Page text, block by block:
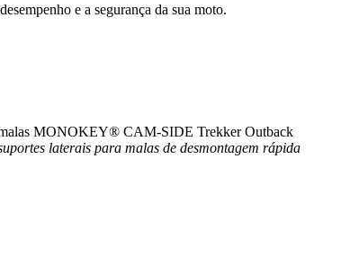
e a segurança da sua moto.
malas MONOKEY® CAM-SIDE Trekker Outback
laterais para malas de desmontagem rápida